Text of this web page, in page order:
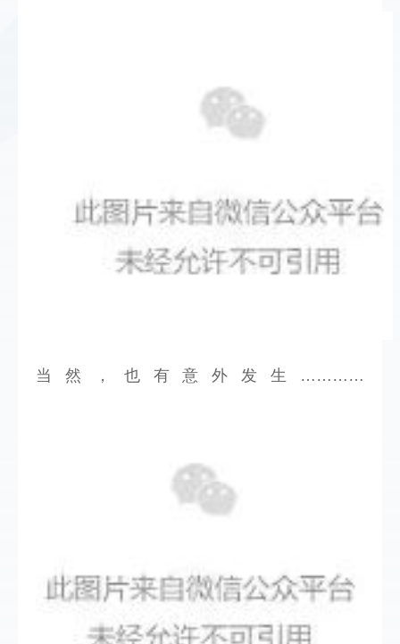
当然，也有意外发生…………